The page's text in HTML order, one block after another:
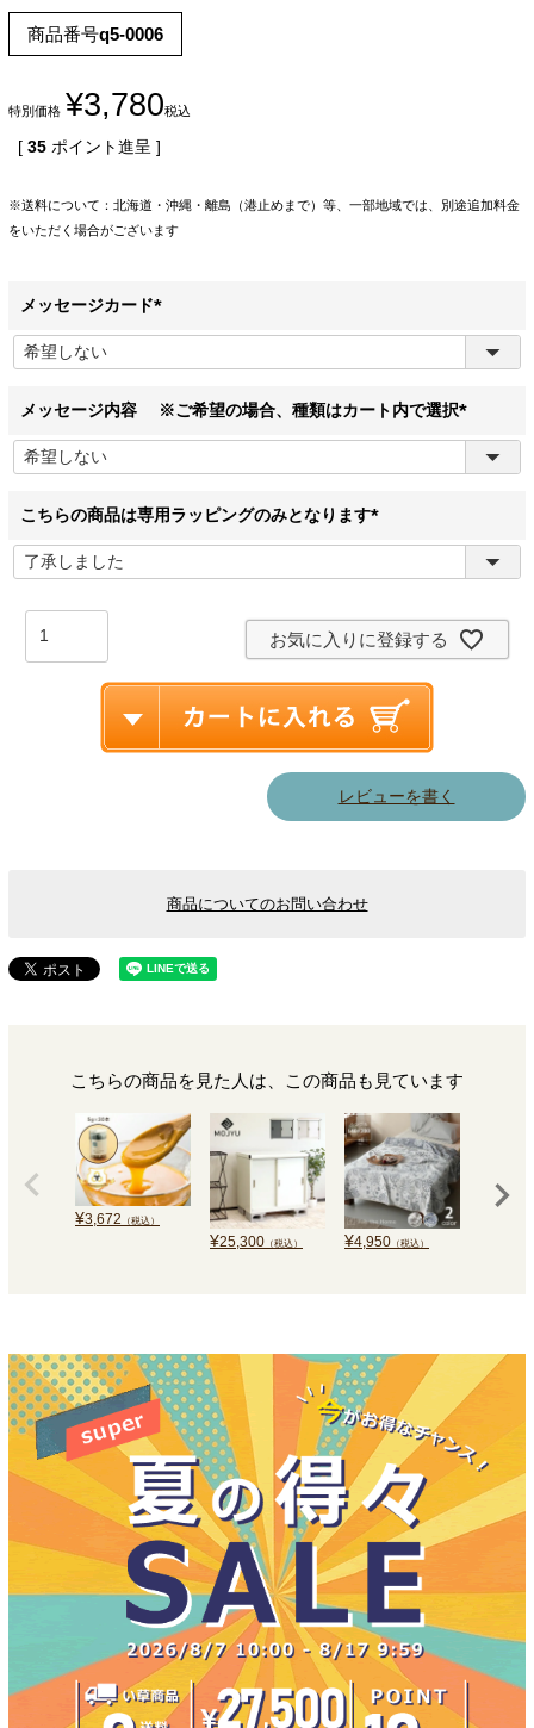
商品番号q5-0006
特別価格 ¥3,780税込
[ 35 ポイント進呈 ]
※送料について：北海道・沖縄・離島（港止めまで）等、一部地域では、別途追加料金
をいただく場合がございます
メッセージカード
(
メッセージ内容 ※ご希望の場合、種類はカート内で選択
(
こちらの商品は専用ラッピングのみとなります
(
)
お気に入りに登録する
レビューを書く
商品についてのお問い合わせ
こちらの商品を見た人は、この商品も見ています
¥3,672 （税込）
¥25,300 （税込） ¥4,950 （税込）